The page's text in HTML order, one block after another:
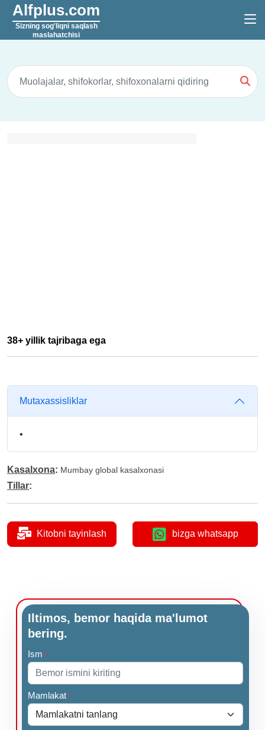
Alfplus.com
Sizning sog'liqni saqlash
maslahatchisi
38+ yillik tajribaga ega
Mutaxassisliklar
•
Kasalxona: Mumbay global kasalxonasi
Tillar:
Kitobni tayinlash bizga whatsapp
Iltimos, bemor haqida ma'lumot
bering.
Ism*
Mamlakat*